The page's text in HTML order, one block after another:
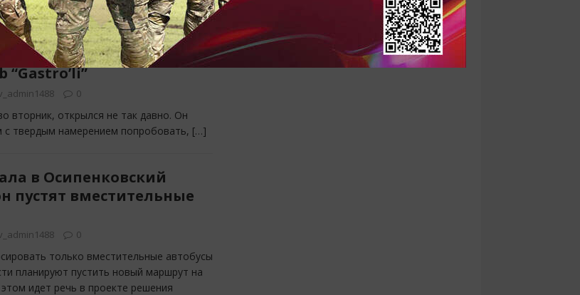
[…]
запорожских общепитов:
“Gastro’li”
0
вторник, открылся не так давно. Он
твердым намерением попробовать, […]
в Осипенковский
пустят вместительные
0
только вместительные автобусы
планируют пустить новый маршрут на
идет речь в проекте решения
НАТО на 250% збільшило вильоти на
перехоплення російських літаків
05.08.2026